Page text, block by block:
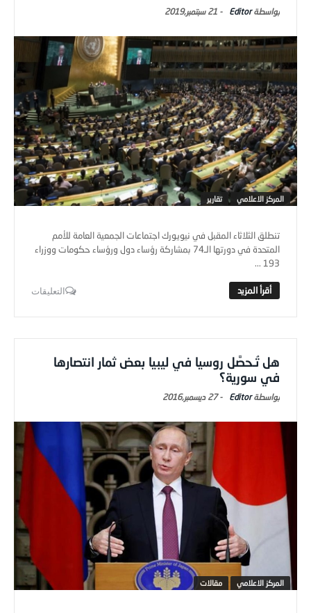
Editor
- 21 سبتمبر,2019
المركز الاعلامي تقارير
تنطلق الثلاثاء المقبل في نيويورك اجتماعات الجمعية العامة للأمم
المتحدة في دورتها الـ74 بمشاركة رؤساء دول ورؤساء حكومات ووزراء
193 ...
التعليقات
هل تُـحصَّل روسيا في ليبيا بعض ثمار انتصارها
في سورية؟
Editor
-27 ديسمبر,2016
المركز الاعلامي مقالات